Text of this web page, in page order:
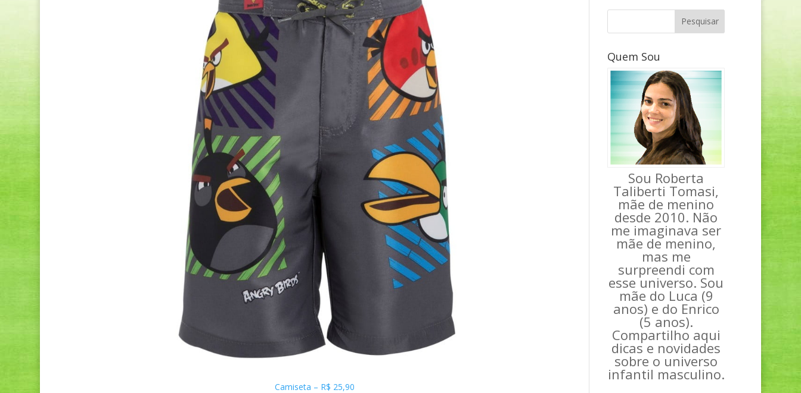
Camiseta – R$ 25,90
Quem Sou
Sou Roberta
Taliberti Tomasi,
mãe de menino
desde 2010. Não
me imaginava ser
mãe de menino,
mas me
surpreendi com
esse universo. Sou
mãe do Luca (9
anos) e do Enrico
(5 anos).
Compartilho aqui
dicas e novidades
sobre o universo
infantil masculino.